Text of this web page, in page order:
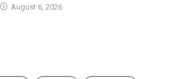
August 6, 2026